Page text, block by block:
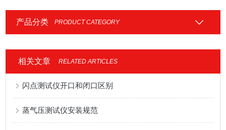
产品分类 PRODUCT CATEGORY
相关文章 RELATED ARTICLES
闪点测试仪开口和闭口区别
蒸气压测试仪安装规范